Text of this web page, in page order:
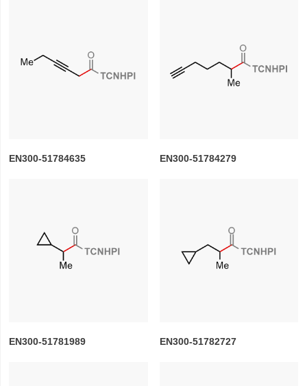
EN300-51784635 EN300-51784279
EN300-51781989 EN300-51782727